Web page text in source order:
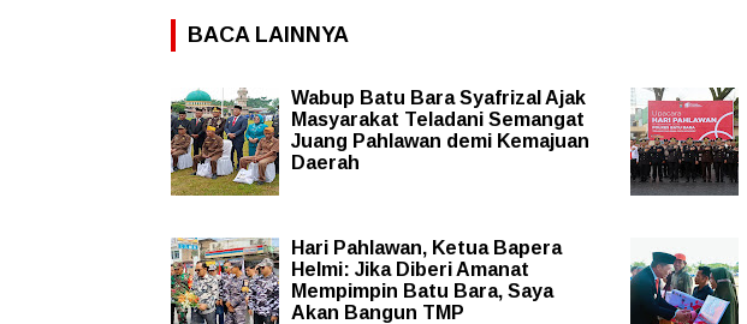
BACA LAINNYA
Wabup Batu Bara Syafrizal Ajak
Masyarakat Teladani Semangat
Juang Pahlawan demi Kemajuan
Daerah
Hari Pahlawan, Ketua Bapera
Helmi: Jika Diberi Amanat
Mempimpin Batu Bara, Saya
Akan Bangun TMP